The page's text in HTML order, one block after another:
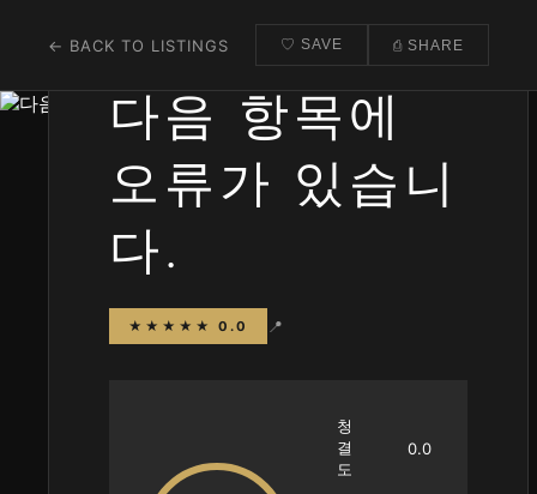
← BACK TO LISTINGS ♡ SAVE ⎙ SHARE
다음 항목에
오류가 있습니
다.
★★★★★ 0.0 📍
청
결
도
0.0